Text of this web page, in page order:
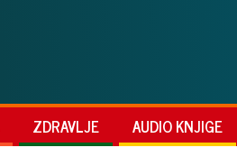
ZDRAVLJE AUDIO KNJIGE